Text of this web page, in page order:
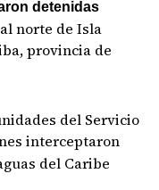
detenidas
norte de Isla
provincia de
del Servicio
interceptaron
del Caribe